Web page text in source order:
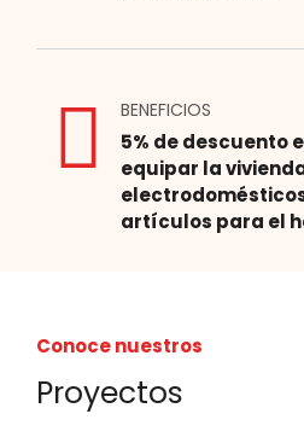
BENEFICIOS
5% de descuento
equipar la
artículos para el
Conoce nuestros
Proyectos